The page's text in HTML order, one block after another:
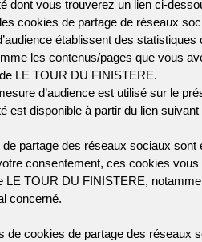
dont vous trouverez un lien ci-
cookies de partage de réseaux
établissent des
les contenus/pages que vous
LE TOUR DU FINISTERE.
d’audience est utilisé sur le
est disponible à partir du lien
partage des réseaux sociaux sont
consentement, ces cookies
LE TOUR DU FINISTERE,
concerné.
de cookies de partage des réseaux